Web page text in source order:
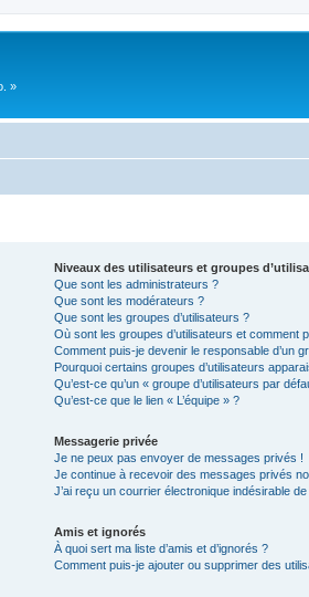
»
Niveaux des utilisateurs et groupes
Que sont les administrateurs ?
Que sont les modérateurs ?
Que sont les groupes d’utilisateurs ?
Où sont les groupes d’utilisateurs et comment
Comment puis-je devenir le responsable d’un
Pourquoi certains groupes d’utilisateurs
Qu’est-ce qu’un « groupe d’utilisateurs par
Qu’est-ce que le lien « L’équipe » ?
Messagerie privée
Je ne peux pas envoyer de messages privés !
Je continue à recevoir des messages privés
J’ai reçu un courrier électronique indésirable
Amis et ignorés
À quoi sert ma liste d’amis et d’ignorés ?
Comment puis-je ajouter ou supprimer des